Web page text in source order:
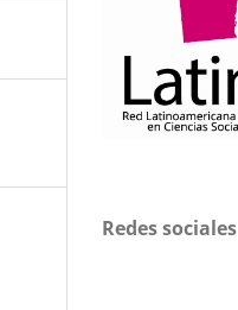
Redes sociales